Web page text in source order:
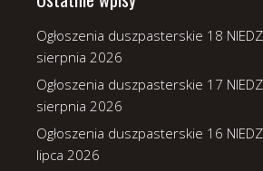
Ogłoszenia duszpasterskie 18
sierpnia 2026
Ogłoszenia duszpasterskie 17
sierpnia 2026
Ogłoszenia duszpasterskie 16
lipca 2026